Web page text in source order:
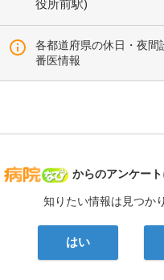
役所前駅)
各都道府県の休日・夜間
番医情報
病院なび
からのアンケート
知りたい情報は見つか
はい